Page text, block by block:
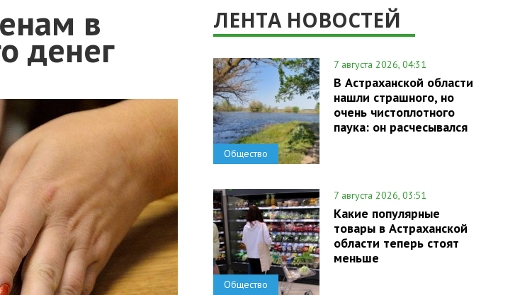
в
денег
ЛЕНТА НОВОСТЕЙ
Общество
7 августа 2026, 04:31
В Астраханской области
нашли страшного, но
очень чистоплотного
паука: он расчесывался
Общество
7 августа 2026, 03:51
Какие популярные
товары в Астраханской
области теперь стоят
меньше